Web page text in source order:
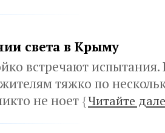
света в Крыму
встречают испытания.
тяжко по
не ноет {Читайте